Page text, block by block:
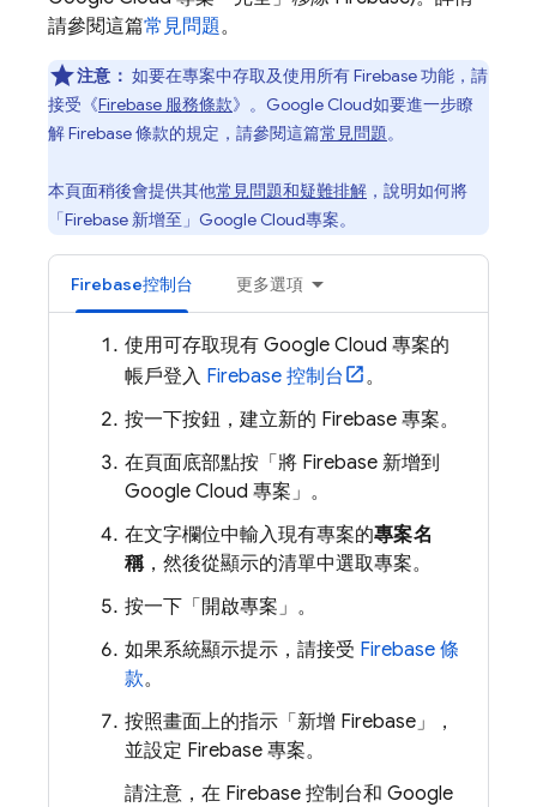
請參閱這篇常見問題。
注意： 如要在專案中存取及使用所有 Firebase 功能，請
接受《Firebase 服務條款》。 Google Cloud如要進一步瞭
解 Firebase 條款的規定，請參閱這篇常見問題。
本頁面稍後會提供其他常見問題和疑難排解 ，說明如何將
「Firebase 新增至」 Google Cloud專案。
Firebase控制台 更多選項
使用可存取現有 Google Cloud 專案的
帳戶登入 Firebase 控制台
。
按一下按鈕，建立新的 Firebase 專案。
在頁面底部點按「將 Firebase 新增到
Google Cloud 專案」 。
在文字欄位中輸入現有專案的專案名
稱，然後從顯示的清單中選取專案。
按一下「開啟專案」 。
如果系統顯示提示，請接受 Firebase 條
款。
按照畫面上的指示「新增 Firebase」，
並設定 Firebase 專案。
請注意，在 Firebase 控制台和 Google